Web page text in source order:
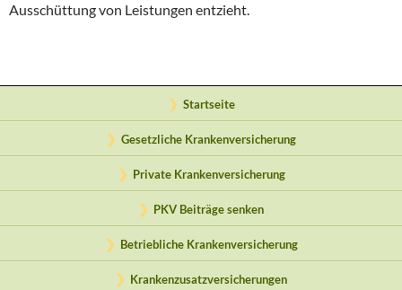
Ausschüttung von Leistungen entzieht.
Startseite
Gesetzliche Krankenversicherung
Private Krankenversicherung
PKV Beiträge senken
Betriebliche Krankenversicherung
Krankenzusatzversicherungen